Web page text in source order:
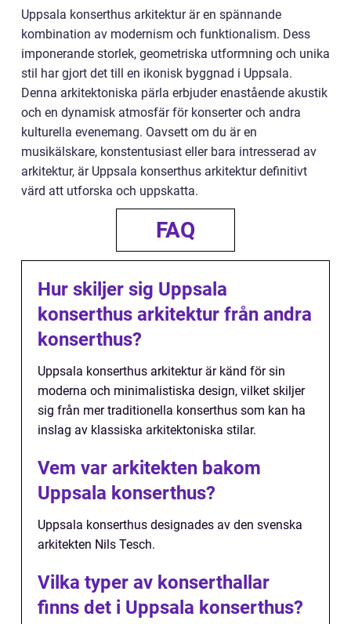
Uppsala konserthus arkitektur är en spännande
kombination av modernism och funktionalism. Dess
imponerande storlek, geometriska utformning och unika
stil har gjort det till en ikonisk byggnad i Uppsala.
Denna arkitektoniska pärla erbjuder enastående akustik
och en dynamisk atmosfär för konserter och andra
kulturella evenemang. Oavsett om du är en
musikälskare, konstentusiast eller bara intresserad av
arkitektur, är Uppsala konserthus arkitektur definitivt
värd att utforska och uppskatta.
FAQ
Hur skiljer sig Uppsala
konserthus arkitektur från andra
konserthus?
Uppsala konserthus arkitektur är känd för sin
moderna och minimalistiska design, vilket skiljer
sig från mer traditionella konserthus som kan ha
inslag av klassiska arkitektoniska stilar.
Vem var arkitekten bakom
Uppsala konserthus?
Uppsala konserthus designades av den svenska
arkitekten Nils Tesch.
Vilka typer av konserthallar
finns det i Uppsala konserthus?